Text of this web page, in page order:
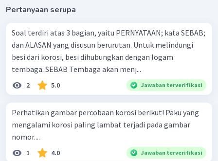
Pertanyaan serupa
Soal terdiri atas 3 bagian, yaitu PERNYATAAN; kata SEBAB;
dan ALASAN yang disusun berurutan. Untuk melindungi
besi dari korosi, besi dihubungkan dengan logam
tembaga. SEBAB Tembaga akan menj...
2 5.0 Jawaban terverifikasi
Perhatikan gambar percobaan korosi berikut! Paku yang
mengalami korosi paling lambat terjadi pada gambar
nomor....
1 4.0 Jawaban terverifikasi